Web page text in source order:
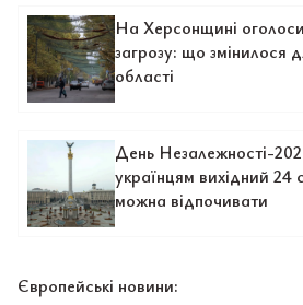
На Херсонщині
загрозу: що змінилося
області
День Незалежності-
українцям вихідний 24
можна відпочивати
Європейські новини: